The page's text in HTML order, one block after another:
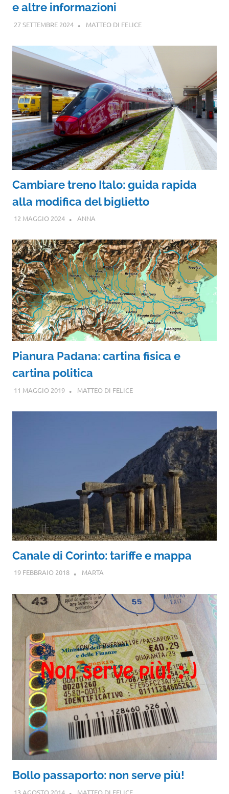
e altre informazioni
27 SETTEMBRE 2024 MATTEO DI FELICE
Cambiare treno Italo: guida rapida
alla modifica del biglietto
12 MAGGIO 2024 ANNA
Pianura Padana: cartina fisica e
cartina politica
11 MAGGIO 2019 MATTEO DI FELICE
Canale di Corinto: tariffe e mappa
19 FEBBRAIO 2018 MARTA
Bollo passaporto: non serve più!
13 AGOSTO 2014 MATTEO DI FELICE